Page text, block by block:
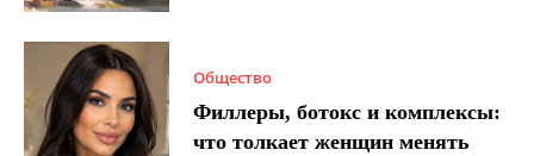
Общество
Филлеры, ботокс и комплексы:
что толкает женщин менять